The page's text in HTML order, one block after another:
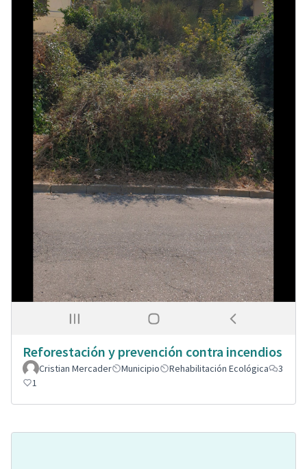
Reforestación y prevención contra incendios
Cristian Mercader Municipio Rehabilitación Ecológica
3
1